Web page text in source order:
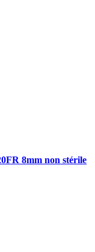
8mm non stérile